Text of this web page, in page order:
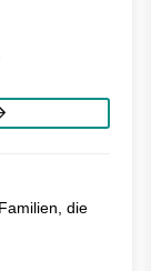
die